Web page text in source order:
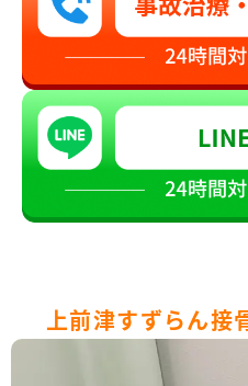
上前津すずらん接